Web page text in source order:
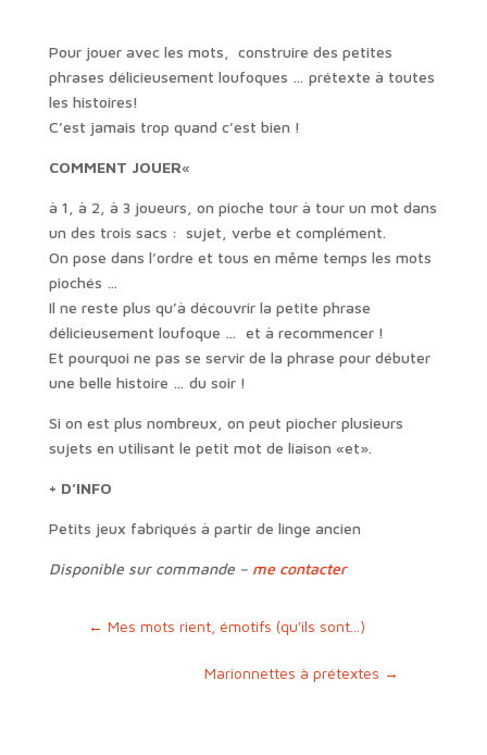
Pour jouer avec les mots, construire des petites
phrases délicieusement loufoques … prétexte à toutes
les histoires!
C’est jamais trop quand c’est bien !
COMMENT JOUER«
à 1, à 2, à 3 joueurs, on pioche tour à tour un mot dans
un des trois sacs : sujet, verbe et complément.
On pose dans l’ordre et tous en même temps les mots
piochés …
Il ne reste plus qu’à découvrir la petite phrase
délicieusement loufoque … et à recommencer !
Et pourquoi ne pas se servir de la phrase pour débuter
une belle histoire … du soir !
Si on est plus nombreux, on peut piocher plusieurs
sujets en utilisant le petit mot de liaison «et».
+ D’INFO
Petits jeux fabriqués à partir de linge ancien
Disponible sur commande – me contacter
← Mes mots rient, émotifs (qu'ils sont...)
Marionnettes à prétextes →